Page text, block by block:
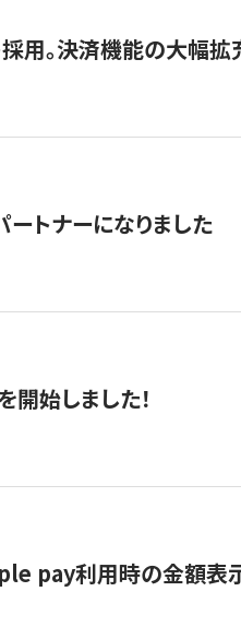
用。決済機能の大幅
トナーになりました
始しました！
pay利用時の金額表